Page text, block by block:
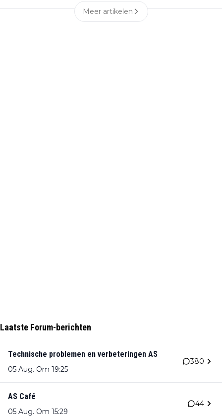
Meer artikelen
Laatste Forum-berichten
Technische problemen en verbeteringen AS
05 Aug. Om 19:25
380
AS Café
05 Aug. Om 15:29
44